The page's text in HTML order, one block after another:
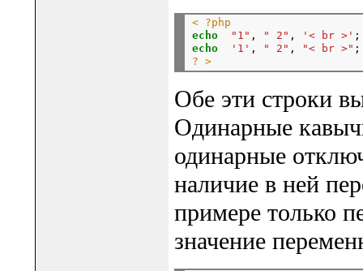
< ?php
echo
"1" , " 2" , '< br >'
echo
'1' , " 2" , "< br >"
? >
Обе эти строки
Одинарные
одинарные
наличие в ней
примере только
значение